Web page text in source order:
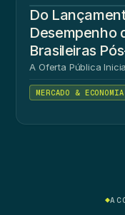
Do
Desempenho
Brasileiras
A Oferta Pública
MERCADO & ECONOMIA